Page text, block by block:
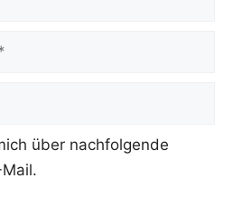
über nachfolgende